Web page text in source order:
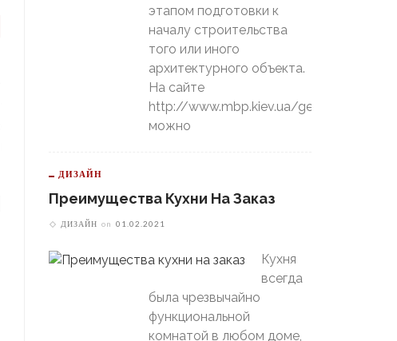
В Свердловской Области
Пойдет Сильный Снег, А
этапом подготовки к
началу строительства
того или иного
архитектурного объекта.
На сайте
http://www.mbp.kiev.ua/geology
можно
ДИЗАЙН
Преимущества Кухни На Заказ
ДИЗАЙН on 01.02.2021
Кухня
всегда
была чрезвычайно
функциональной
комнатой в любом доме,